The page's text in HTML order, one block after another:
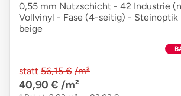
0,55 mm Nutzschicht - 42 Industrie
Vollvinyl - Fase (4-seitig) - Steinoptik
beige
statt 56,15 € /m²
40,90 € /m²